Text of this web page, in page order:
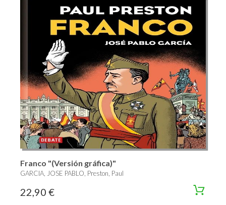
Franco "(Versión gráfica)"
GARCIA, JOSE PABLO, Preston, Paul
22,90 €